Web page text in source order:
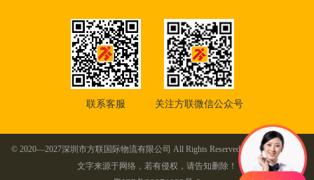
联系客服 关注方联微信公众号
© 2020—2027深圳市方联国际物流有限公司 All Rights Reserved. 本站部分图片及
文字来源于网络，若有侵权，请告知删除！